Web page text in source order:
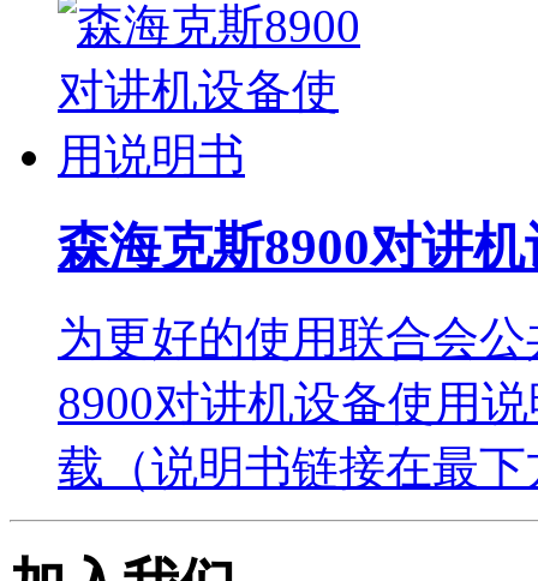
森海克斯8900对讲
为更好的使用联合会
8900对讲机设备使用
载（说明书链接在最